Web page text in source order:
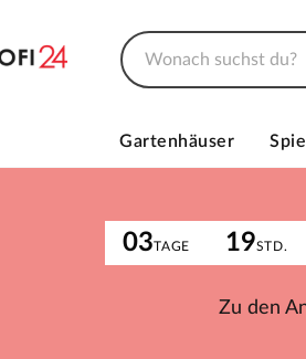
Gartenhäuser
03TAGE 19STD.
Zu den